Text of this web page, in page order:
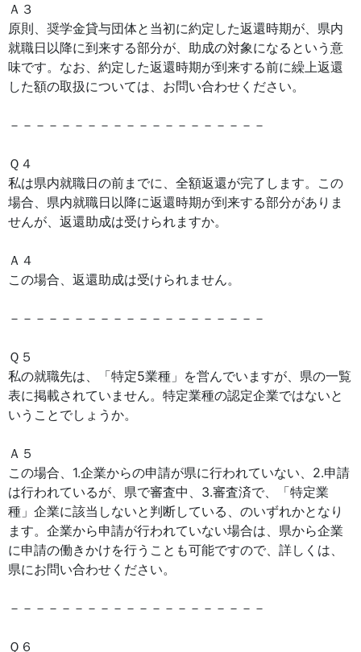
Ａ３
原則、奨学金貸与団体と当初に約定した返還時期が、県内
就職日以降に到来する部分が、助成の対象になるという意
味です。なお、約定した返還時期が到来する前に繰上返還
した額の取扱については、お問い合わせください。
－－－－－－－－－－－－－－－－－－－－
Ｑ４
私は県内就職日の前までに、全額返還が完了します。この
場合、県内就職日以降に返還時期が到来する部分がありま
せんが、返還助成は受けられますか。
Ａ４
この場合、返還助成は受けられません。
－－－－－－－－－－－－－－－－－－－－
Ｑ５
私の就職先は、「特定5業種」を営んでいますが、県の一覧
表に掲載されていません。特定業種の認定企業ではないと
いうことでしょうか。
Ａ５
この場合、1.企業からの申請が県に行われていない、2.申請
は行われているが、県で審査中、3.審査済で、「特定業
種」企業に該当しないと判断している、のいずれかとなり
ます。企業から申請が行われていない場合は、県から企業
に申請の働きかけを行うことも可能ですので、詳しくは、
県にお問い合わせください。
－－－－－－－－－－－－－－－－－－－－
Ｑ６